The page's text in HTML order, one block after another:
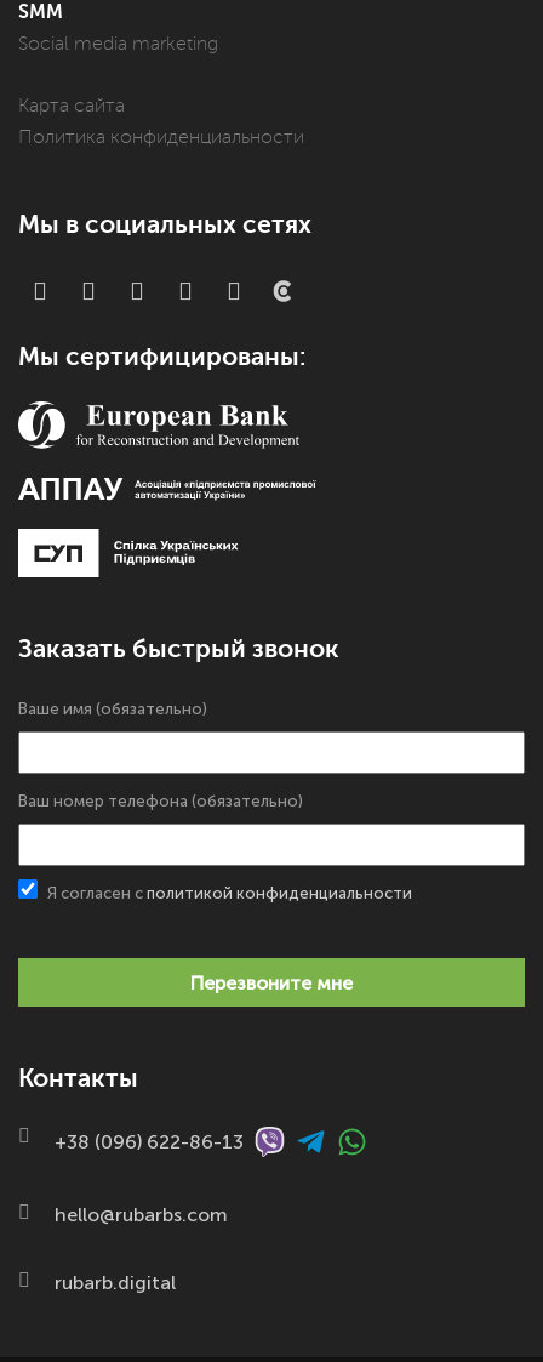
SMM
Social media marketing
Карта сайта
Политика конфиденциальности
Мы в социальных сетях
Мы сертифицированы:
Заказать быстрый звонок
Ваше имя (обязательно)
Ваш номер телефона (обязательно)
Я согласен с политикой конфиденциальности
Перезвоните мне
Контакты
+38 (096) 622-86-13
hello@rubarbs.com
rubarb.digital